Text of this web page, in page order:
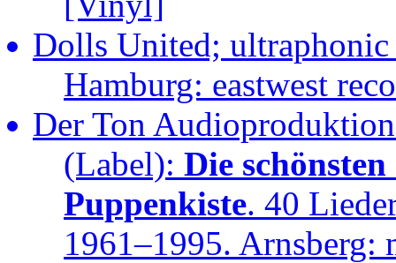
Dolls United;
Hamburg: eastwest
Der Ton
(Label): Die
Puppenkiste. 40
1961–1995. Arnsberg: